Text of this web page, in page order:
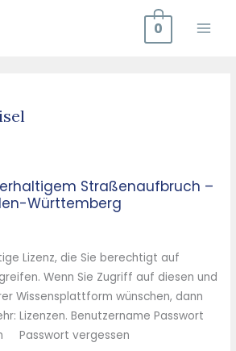
0
Straßenaufbruch –
Württemberg
Lizenz, die Sie berechtigt auf
Wenn Sie Zugriff auf diesen und
Wissensplattform wünschen, dann
Lizenzen. Benutzername Passwort
Passwort vergessen